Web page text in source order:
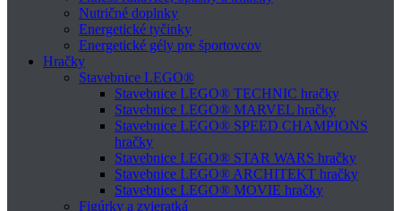
Nutričné doplnky
Energetické tyčinky
Energetické gély pre športovcov
Hračky
Stavebnice LEGO®
Stavebnice LEGO® TECHNIC hračky
Stavebnice LEGO® MARVEL hračky
Stavebnice LEGO® SPEED CHAMPIONS
hračky
Stavebnice LEGO® STAR WARS hračky
Stavebnice LEGO® ARCHITEKT hračky
Stavebnice LEGO® MOVIE hračky
Figúrky a zvieratká